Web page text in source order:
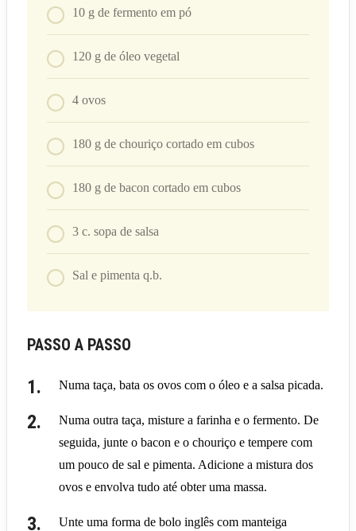
10 g de fermento em pó
120 g de óleo vegetal
4 ovos
180 g de chouriço cortado em cubos
180 g de bacon cortado em cubos
3 c. sopa de salsa
Sal e pimenta q.b.
PASSO A PASSO
Numa taça, bata os ovos com o óleo e a salsa picada.
Numa outra taça, misture a farinha e o fermento. De
seguida, junte o bacon e o chouriço e tempere com
um pouco de sal e pimenta. Adicione a mistura dos
ovos e envolva tudo até obter uma massa.
Unte uma forma de bolo inglês com manteiga